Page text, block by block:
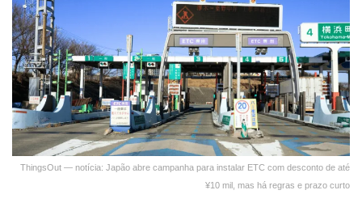
ThingsOut — notícia: Japão abre campanha para instalar ETC com desconto de até
¥10 mil, mas há regras e prazo curto